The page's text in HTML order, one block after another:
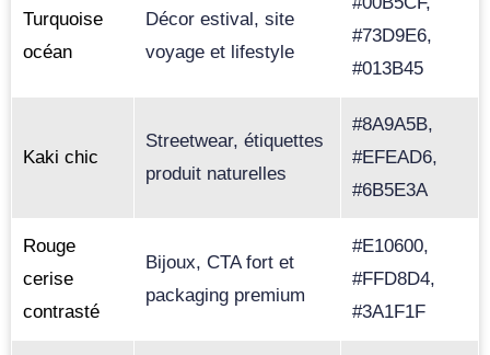
Turquoise
océan
Décor estival, site
voyage et lifestyle
#73D9E6,
#013B45
Kaki chic
Streetwear, étiquettes
produit naturelles
#8A9A5B,
#EFEAD6,
#6B5E3A
Rouge
cerise
contrasté
Bijoux, CTA fort et
packaging premium
#E10600,
#FFD8D4,
#3A1F1F